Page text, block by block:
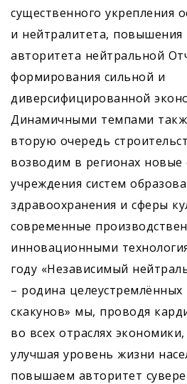
существенного укрепления
и нейтралитета,
авторитета нейтральной
формирования сильной и
диверсифицированной
Динамичными темпами
вторую очередь
возводим в регионах новые
учреждения систем
здравоохранения и сферы
современные
инновационными
году «Независимый
– родина
скакунов» мы, проводя
во всех отраслях
улучшая уровень жизни
повышаем авторитет